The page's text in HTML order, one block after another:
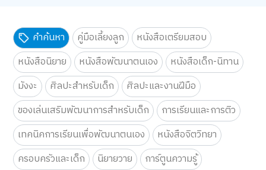
คำค้นหา คู่มือเลี้ยงลูก
หนังสือเตรียมสอบ
หนังสือนิยาย
หนังสือพัฒนาตนเอง
หนังสือเด็ก-นิทาน
มังงะ
ศิลปะสำหรับเด็ก
ศิลปะและงานฝีมือ
ของเล่นเสริมพัฒนาการสำหรับเด็ก
การเรียนและการติว
เทคนิคการเรียนเพื่อพัฒนาตนเอง
หนังสือจิตวิทยา
ครอบครัวและเด็ก
นิยายวาย
การ์ตูนความรู้